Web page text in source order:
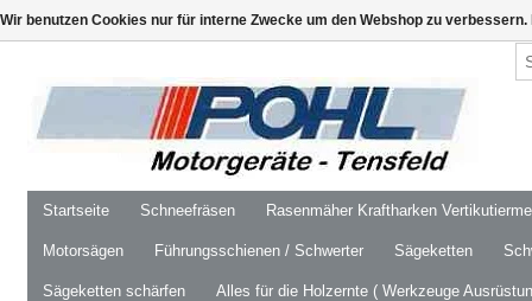
Startseite Schneefräsen Rasenmäher Kraftharken
Motorsägen Führungsschienen / Schwerter Sägeketten
Sägeketten schärfen Alles für die Holzernte ( Werkzeuge
Wir benutzen Cookies nur für interne Zwecke um den Webshop zu